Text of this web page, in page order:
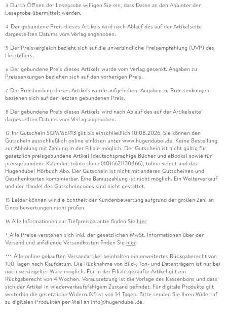
3 Durch Öffnen der Leseprobe willigen Sie ein, dass Daten an den Anbieter der
Leseprobe übermittelt werden.
4 Der gebundene Preis dieses Artikels wird nach Ablauf des auf der Artikelseite
dargestellten Datums vom Verlag angehoben.
5 Der Preisvergleich bezieht sich auf die unverbindliche Preisempfehlung (UVP) des
Herstellers.
6 Der gebundene Preis dieses Artikels wurde vom Verlag gesenkt. Angaben zu
Preissenkungen beziehen sich auf den vorherigen Preis.
7 Die Preisbindung dieses Artikels wurde aufgehoben. Angaben zu Preissenkungen
beziehen sich auf den letzten gebundenen Preis.
8 Der gebundene Preis dieses Artikels wird nach Ablauf des auf der Artikelseite
dargestellten Datums vom Verlag angehoben.
12 Ihr Gutschein SOMMER13 gilt bis einschließlich 10.08.2026. Sie können den
Gutschein ausschließlich online einlösen unter www.hugendubel.de. Keine Bestellung
zur Abholung mit Zahlung in der Filiale möglich. Der Gutschein ist nicht gültig für
gesetzlich preisgebundene Artikel (deutschsprachige Bücher und eBooks) sowie für
preisgebundene Kalender, tolino shine (4016621130466), tolino select und das
Hugendubel Hörbuch Abo. Der Gutschein ist nicht mit anderen Gutscheinen und
Geschenkkarten kombinierbar. Eine Barauszahlung ist nicht möglich. Ein Weiterverkauf
und der Handel des Gutscheincodes sind nicht gestattet.
15 Leider können wir die Echtheit der Kundenbewertung aufgrund der großen Zahl an
Einzelbewertungen nicht prüfen.
16 Alle Informationen zur Tiefpreisgarantie finden Sie hier
* Alle Preise verstehen sich inkl. der gesetzlichen MwSt. Informationen über den
Versand und anfallende Versandkosten finden Sie hier
*** Alle online gekauften Versandartikel beinhalten ein erweitertes Rückgaberecht von
100 Tagen nach Kaufdatum. Die Rücknahme von Bild-, Ton- und Datenträgern ist nur bei
noch versiegelter Ware möglich. Für in der Filiale gekaufte Artikel gilt ein
Rückgaberecht von 4 Wochen. Voraussetzung ist die Vorlage des Kassenbons und dass
sich der Artikel in wiederverkaufsfähigem Zustand befindet. Für digitale Produkte gilt
weiterhin die gesetzliche Widerrufsfrist von 14 Tagen. Bitte senden Sie Ihren Widerruf
zu digitalen Produkten per Mail an info@hugendubel.de.